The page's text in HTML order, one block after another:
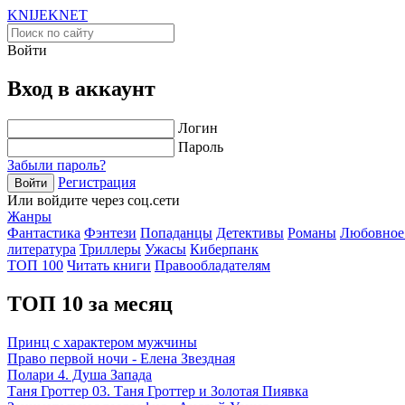
KNIJEKNET
Войти
Вход в аккаунт
Логин
Пароль
Забыли пароль?
Войти
Регистрация
Или войдите через соц.сети
Жанры
Фантастика Фэнтези Попаданцы Детективы Романы Любовное
литература Триллеры Ужасы Киберпанк
ТОП 100 Читать книги Правообладателям
ТОП 10 за месяц
Принц с характером мужчины
Право первой ночи - Елена Звездная
Полари 4. Душа Запада
Таня Гроттер 03. Таня Гроттер и Золотая Пиявка